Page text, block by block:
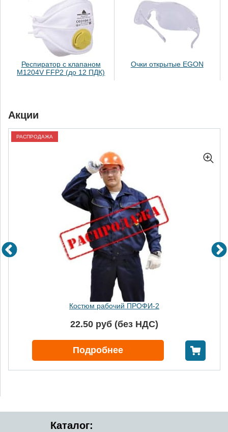
Респиратор с клапаном
M1204V FFP2 (до 12 ПДК)
Очки открытые EGON
Акции
РАСПРОДАЖА
Костюм рабочий ПРОФИ-2
22.50 руб (без НДС)
Подробнее
Каталог: